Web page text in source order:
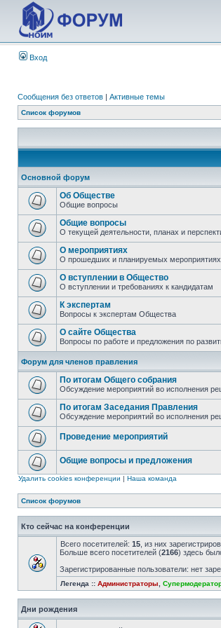
Вход
Сообщения без ответов | Активные темы
Список форумов
Основной форум
Об Обществе
Общие вопросы
Общие вопросы
О текущей деятельности, планах и
О мероприятиях
О прошедших и планируемых мероприятиях
О вступлении в Общество
О вступлении и требованиях к кандидатам
К экспертам
Вопросы к экспертам Общества
О сайте Общества
Вопросы по работе и предложения по
Форум для членов правления
По итогам Общего собрания
Обсуждение мероприятий во исполнения
По итогам Заседания Правления
Обсуждение мероприятий во исполнения
Проведение мероприятий
Общие вопросы и предложения
Удалить cookies конференции | Наша команда
Список форумов
Кто сейчас на конференции
Всего посетителей: 15 , из них
Больше всего посетителей (2166) здесь
Зарегистрированные пользователи: нет
Легенда :: Администраторы
Дни рождения